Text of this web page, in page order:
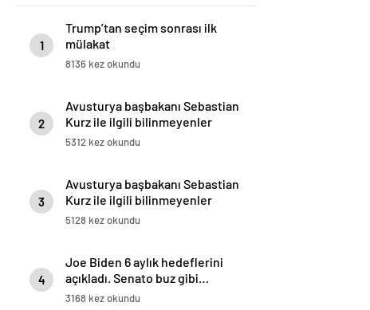
1
Trump’tan seçim sonrası ilk
mülakat
8136 kez okundu
2
Avusturya başbakanı Sebastian
Kurz ile ilgili bilinmeyenler
5312 kez okundu
3
Avusturya başbakanı Sebastian
Kurz ile ilgili bilinmeyenler
5128 kez okundu
4
Joe Biden 6 aylık hedeflerini
açıkladı. Senato buz gibi…
3168 kez okundu